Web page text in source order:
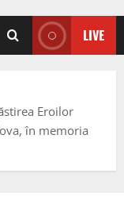
LIVE
Eroilor
în memoria